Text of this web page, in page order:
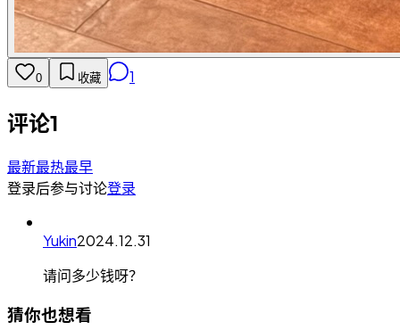
0 收藏 1
评论1
最新最热最早
登录后参与讨论登录
Yukin2024.12.31
请问多少钱呀？
猜你也想看